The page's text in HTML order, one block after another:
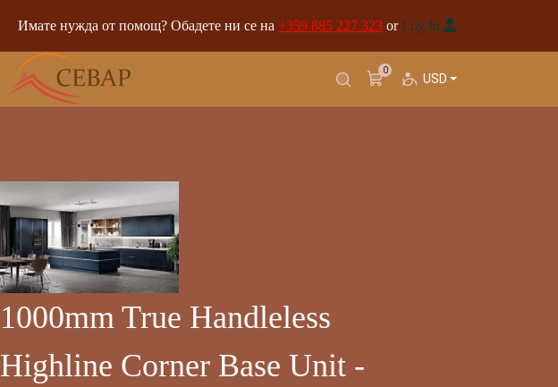
Имате нужда от помощ? Обадете ни се на +359 885 227 323 or Log In
0
USD
1000mm True Handleless
Highline Corner Base Unit -